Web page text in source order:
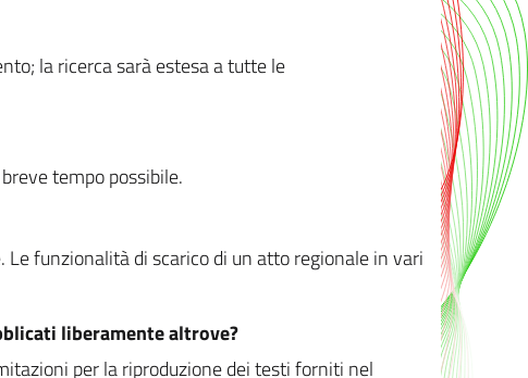
la ricerca sarà estesa a tutte le
tempo possibile.
funzionalità di scarico di un atto regionale in vari
liberamente altrove?
per la riproduzione dei testi forniti nel